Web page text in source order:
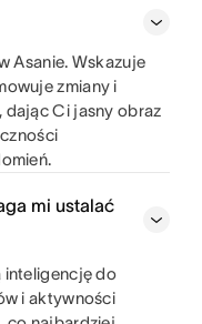
Asanie. Wskazuje
zmiany i
dając Ci jasny obraz
mi ustalać
inteligencję do
i aktywności